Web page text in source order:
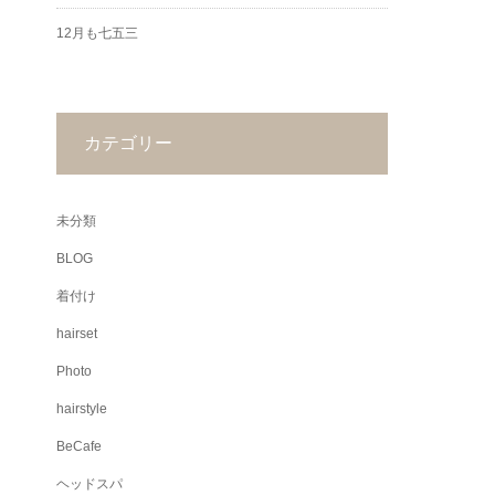
12月も七五三
カテゴリー
未分類
BLOG
着付け
hairset
Photo
hairstyle
BeCafe
ヘッドスパ